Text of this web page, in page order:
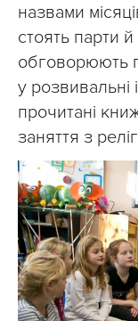
назвами
стоять парти й
обговорюють
у розвивальні
прочитані
заняття з